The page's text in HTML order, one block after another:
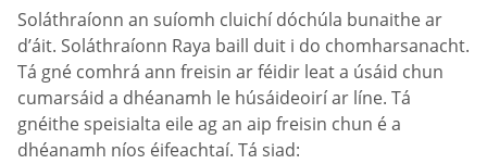
Soláthraíonn an suíomh cluichí dóchúla bunaithe ar
d’áit. Soláthraíonn Raya baill duit i do chomharsanacht.
Tá gné comhrá ann freisin ar féidir leat a úsáid chun
cumarsáid a dhéanamh le húsáideoirí ar líne. Tá
gnéithe speisialta eile ag an aip freisin chun é a
dhéanamh níos éifeachtaí. Tá siad: